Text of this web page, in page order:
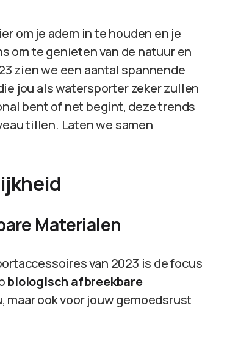
om je adem in te houden en je
om te genieten van de natuur en
zien we een aantal spannende
jou als watersporter zeker zullen
bent of net begint, deze trends
tillen. Laten we samen
Materialen
van 2023 is de focus
biologisch afbreekbare
ook voor jouw gemoedsrust